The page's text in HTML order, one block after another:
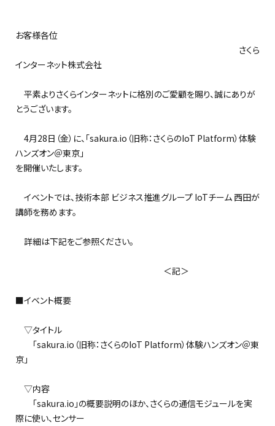
お客様各位
さくら
インターネット株式会社
平素よりさくらインターネットに格別のご愛顧を賜り、誠にありが
とうございます。
4月28日（金）に、「sakura.io（旧称：さくらのIoT Platform）体験
ハンズオン＠東京」
を開催いたします。
イベントでは、技術本部 ビジネス推進グループ IoTチーム 西田が
講師を務めます。
詳細は下記をご参照ください。
＜記＞
■イベント概要
▽タイトル
「sakura.io（旧称：さくらのIoT Platform）体験ハンズオン＠東
京」
▽内容
「sakura.io」の概要説明のほか、さくらの通信モジュールを実
際に使い、センサー